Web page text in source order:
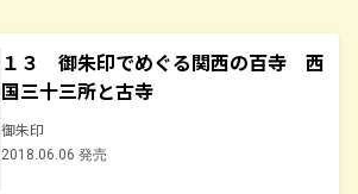
１３ 御朱印でめぐる関西の百寺 西
国三十三所と古寺
御朱印
2018.06.06 発売